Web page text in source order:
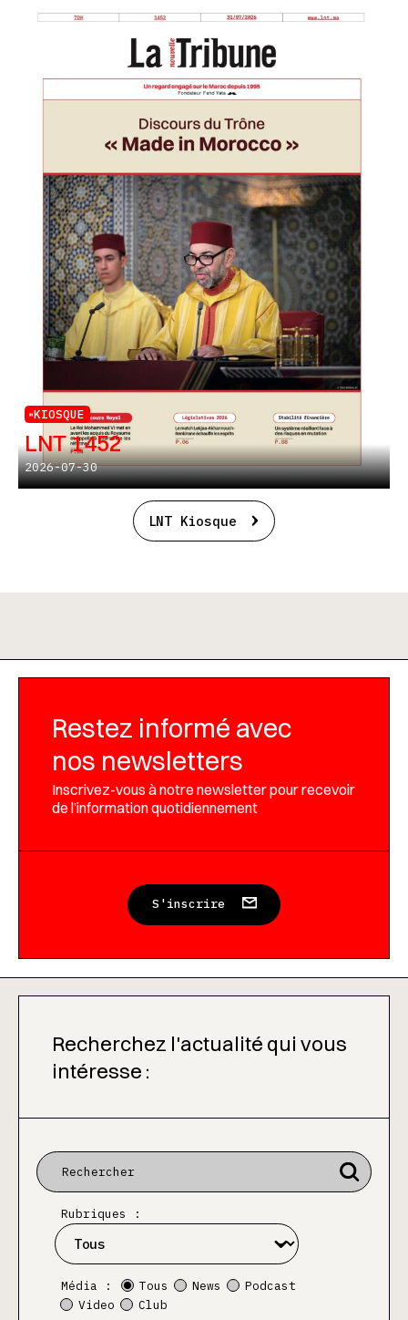
KIOSQUE
LNT 1452
2026-07-30
LNT Kiosque
Restez informé avec
nos newsletters
Inscrivez-vous à notre newsletter pour recevoir
de l’information quotidiennement
S'inscrire
Recherchez l'actualité qui vous
intéresse :
Rubriques :
Média : Tous News
Podcast
Video
Club